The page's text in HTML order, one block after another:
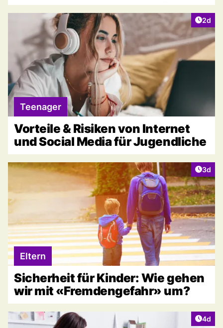
2d
Teenager
Vorteile & Risiken von Internet
und Social Media für Jugendliche
3d
Eltern
Sicherheit für Kinder: Wie gehen
wir mit «Fremdengefahr» um?
4d